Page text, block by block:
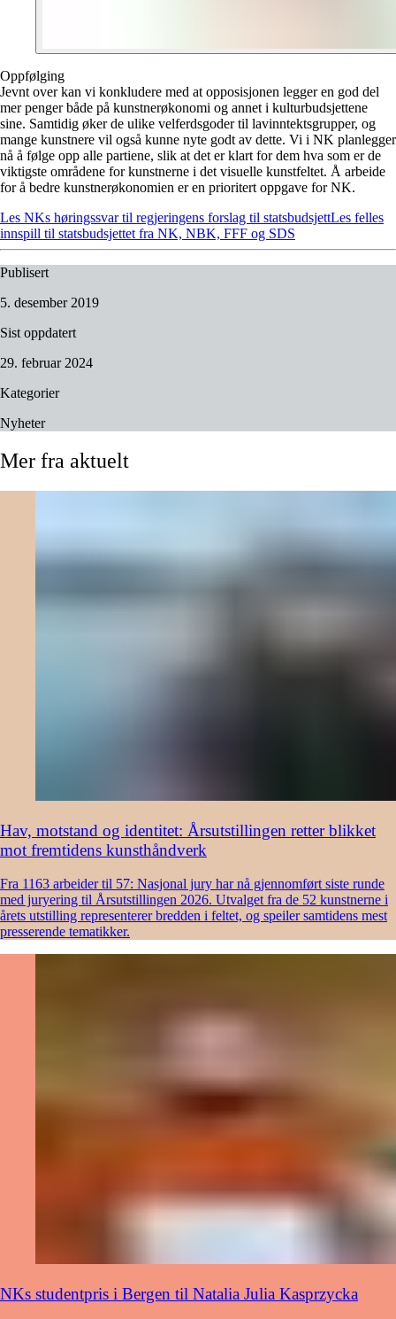
Oppfølging
Jevnt over kan vi konkludere med at opposisjonen legger en god del
mer penger både på kunstnerøkonomi og annet i kulturbudsjettene
sine. Samtidig øker de ulike velferdsgoder til lavinntektsgrupper, og
mange kunstnere vil også kunne nyte godt av dette. Vi i NK planlegger
nå å følge opp alle partiene, slik at det er klart for dem hva som er de
viktigste områdene for kunstnerne i det visuelle kunstfeltet. Å arbeide
for å bedre kunstnerøkonomien er en prioritert oppgave for NK.
Les NKs høringssvar til regjeringens forslag til statsbudsjettLes felles
innspill til statsbudsjettet fra NK, NBK, FFF og SDS
Publisert
5. desember 2019
Sist oppdatert
29. februar 2024
Kategorier
Nyheter
Mer fra aktuelt
Hav, motstand og identitet: Årsutstillingen retter blikket
mot fremtidens kunsthåndverk
Fra 1163 arbeider til 57: Nasjonal jury har nå gjennomført siste runde
med juryering til Årsutstillingen 2026. Utvalget fra de 52 kunstnerne i
årets utstilling representerer bredden i feltet, og speiler samtidens mest
presserende tematikker.
NKs studentpris i Bergen til Natalia Julia Kasprzycka